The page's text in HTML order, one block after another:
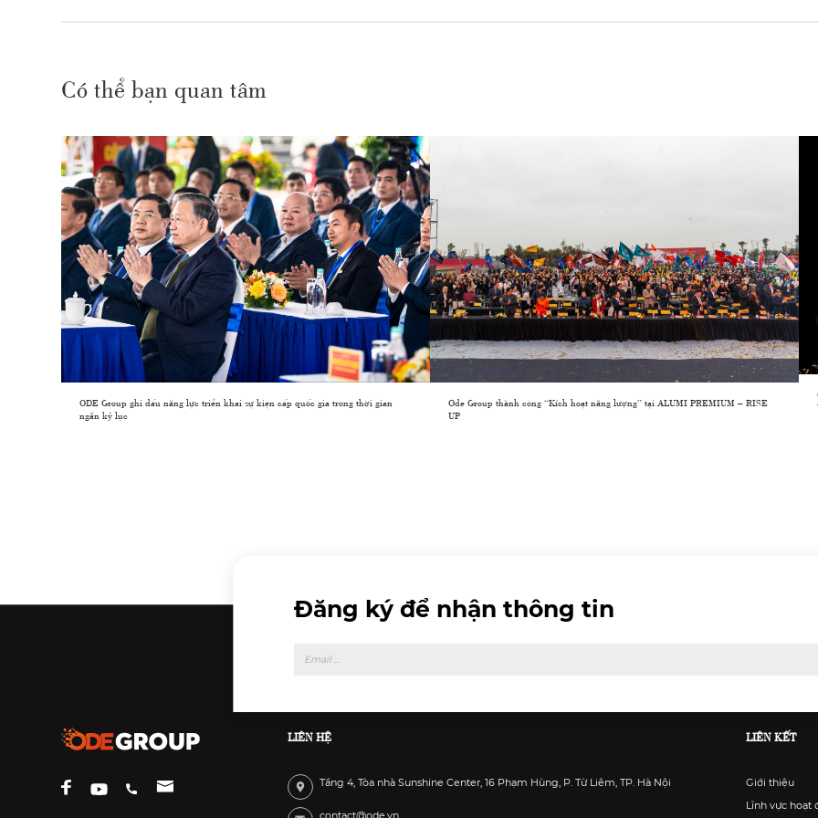
Có thể bạn quan tâm
ODE Group ghi dấu năng lực triển khai sự kiện cấp quốc gia trong thời gian
ngắn kỷ lục
Ode Group thành công “Kích hoạt năng lượng” tại ALUMI PREMIUM – RISE
UP
Đăng ký để nhận thông tin
LIÊN HỆ
Tầng 4, Tòa nhà Sunshine Center, 16 Phạm Hùng, P. Từ Liêm, TP. Hà Nội
contact@ode.vn
LIÊN KẾT
Giới thiệu
Lĩnh vực hoạt